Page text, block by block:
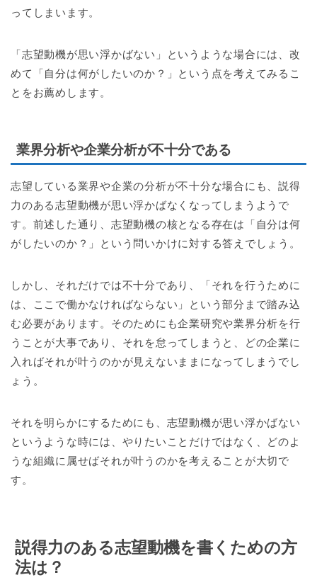
ってしまいます。
「志望動機が思い浮かばない」というような場合には、改
めて「自分は何がしたいのか？」という点を考えてみるこ
とをお薦めします。
業界分析や企業分析が不十分である
志望している業界や企業の分析が不十分な場合にも、説得
力のある志望動機が思い浮かばなくなってしまうようで
す。前述した通り、志望動機の核となる存在は「自分は何
がしたいのか？」という問いかけに対する答えでしょう。
しかし、それだけでは不十分であり、「それを行うために
は、ここで働かなければならない」という部分まで踏み込
む必要があります。そのためにも企業研究や業界分析を行
うことが大事であり、それを怠ってしまうと、どの企業に
入ればそれが叶うのかが見えないままになってしまうでし
ょう。
それを明らかにするためにも、志望動機が思い浮かばない
というような時には、やりたいことだけではなく、どのよ
うな組織に属せばそれが叶うのかを考えることが大切で
す。
説得力のある志望動機を書くための方
法は？